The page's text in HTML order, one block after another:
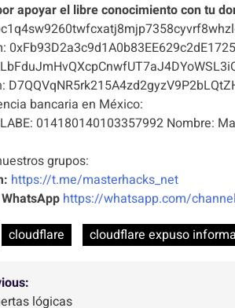
apoyar el libre conocimiento con tu
bancaria en México:
014180140103357992 Nombre:
grupos:
https://t.me/masterhacks_net
https://whatsapp.com/
cloudflare cloudflare expuso
lógicas